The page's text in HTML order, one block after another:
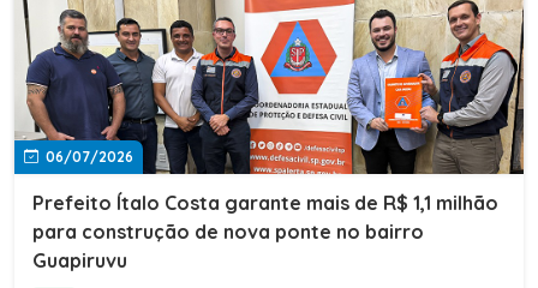
06/07/2026
Prefeito Ítalo Costa garante mais de R$ 1,1 milhão
para construção de nova ponte no bairro
Guapiruvu